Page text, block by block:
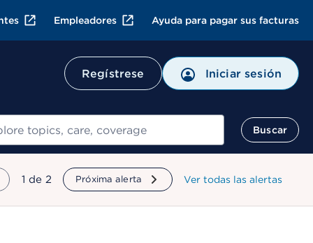
Empleadores Ayuda para pagar sus facturas
Regístrese Iniciar sesión
Buscar
mostrando
1 de 2 Próxima alerta Ver todas las alertas